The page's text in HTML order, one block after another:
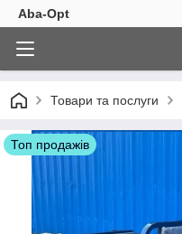
Aba-Opt
Товари та послуги
Топ продажів